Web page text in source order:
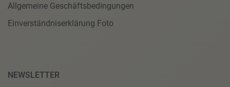
Allgemeine Geschäftsbedingungen
Einverständniserklärung Foto
NEWSLETTER